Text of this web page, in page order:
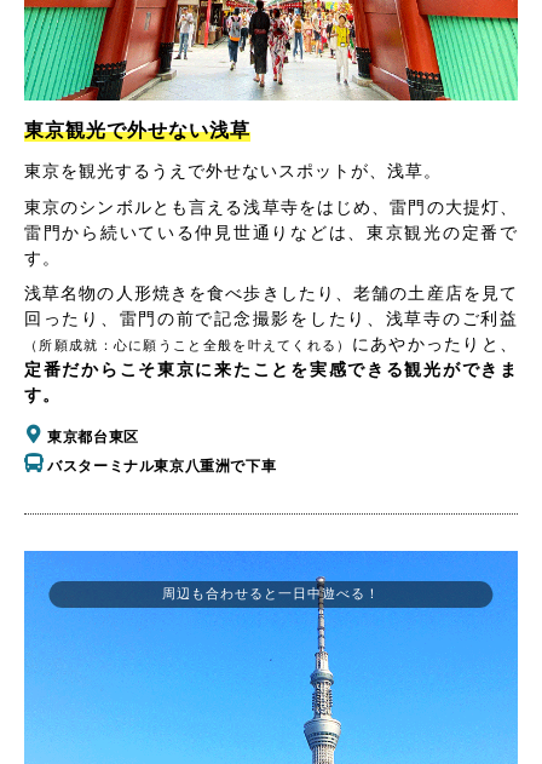
東京観光で外せない浅草
東京を観光するうえで外せないスポットが、浅草。
東京のシンボルとも言える浅草寺をはじめ、雷門の大提灯、
雷門から続いている仲見世通りなどは、東京観光の定番で
す。
浅草名物の人形焼きを食べ歩きしたり、老舗の土産店を見て
回ったり、雷門の前で記念撮影をしたり、浅草寺のご利益
（所願成就：心に願うこと全般を叶えてくれる）
にあやかったりと、
定番だからこそ東京に来たことを実感できる観光ができま
す。
東京都台東区
バスターミナル東京八重洲で下車
周辺も合わせると一日中遊べる！